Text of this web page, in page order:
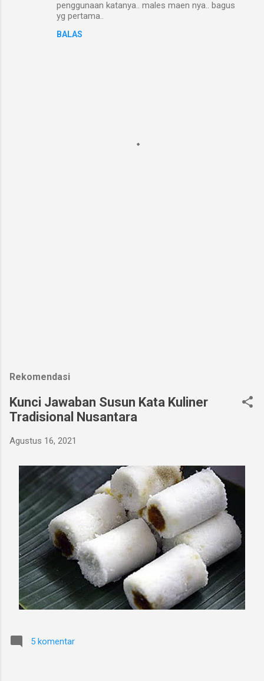
penggunaan katanya.. males maen nya.. bagus
yg pertama..
BALAS
a
Rekomendasi
Kunci Jawaban Susun Kata Kuliner
Tradisional Nusantara
Agustus 16, 2021
5 komentar